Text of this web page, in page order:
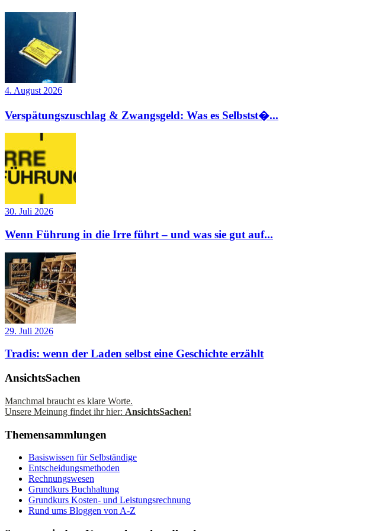
4. August 2026
Verspätungszuschlag & Zwangsgeld: Was es Selbstst�...
30. Juli 2026
Wenn Führung in die Irre führt – und was sie gut auf...
29. Juli 2026
Tradis: wenn der Laden selbst eine Geschichte erzählt
AnsichtsSachen
Manchmal braucht es klare Worte.
Unsere Meinung findet ihr hier: AnsichtsSachen!
Themensammlungen
Basiswissen für Selbständige
Entscheidungsmethoden
Rechnungswesen
Grundkurs Buchhaltung
Grundkurs Kosten- und Leistungsrechnung
Rund ums Bloggen von A-Z